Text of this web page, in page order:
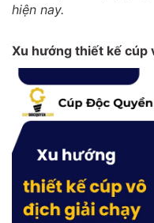
hiện nay.
Xu hướng thiết kế cúp